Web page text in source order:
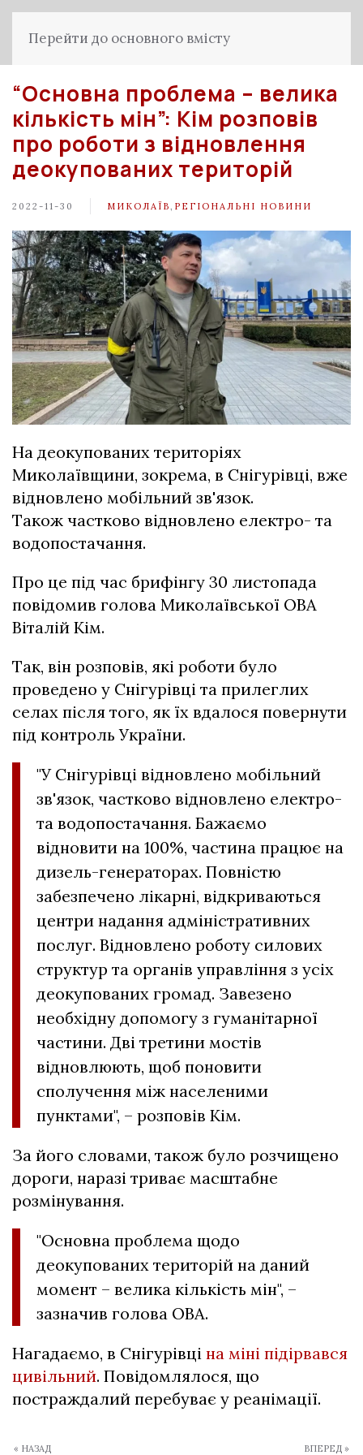
Перейти до основного вмісту
“Основна проблема – велика
кількість мін”: Кім розповів
про роботи з відновлення
деокупованих територій
2022-11-30 МИКОЛАЇВ РЕГІОНАЛЬНІ НОВИНИ
На деокупованих територіях
Миколаївщини, зокрема, в Снігурівці, вже
відновлено мобільний зв'язок.
Також частково відновлено електро- та
водопостачання.
Про це під час брифінгу 30 листопада
повідомив голова Миколаївської ОВА
Віталій Кім.
Так, він розповів, які роботи було
проведено у Снігурівці та прилеглих
селах після того, як їх вдалося повернути
під контроль України.
"У Снігурівці відновлено мобільний
зв'язок, частково відновлено електро-
та водопостачання. Бажаємо
відновити на 100%, частина працює на
дизель-генераторах. Повністю
забезпечено лікарні, відкриваються
центри надання адміністративних
послуг. Відновлено роботу силових
структур та органів управління з усіх
деокупованих громад. Завезено
необхідну допомогу з гуманітарної
частини. Дві третини мостів
відновлюють, щоб поновити
сполучення між населеними
пунктами", – розповів Кім.
За його словами, також було розчищено
дороги, наразі триває масштабне
розмінування.
"Основна проблема щодо
деокупованих територій на даний
момент – велика кількість мін", –
зазначив голова ОВА.
Нагадаємо, в Снігурівці на міні підірвався
цивільний. Повідомлялося, що
постраждалий перебуває у реанімації.
« НАЗАД ВПЕРЕД »